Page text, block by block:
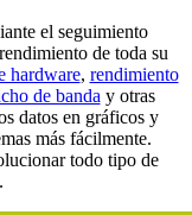
el seguimiento
de toda su
hardware, rendimiento
de banda y otras
datos en gráficos y
más fácilmente.
todo tipo de